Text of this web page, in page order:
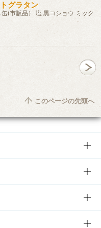
グラタン
(市販品） 塩 黒コショウ ミック
このページの先頭へ